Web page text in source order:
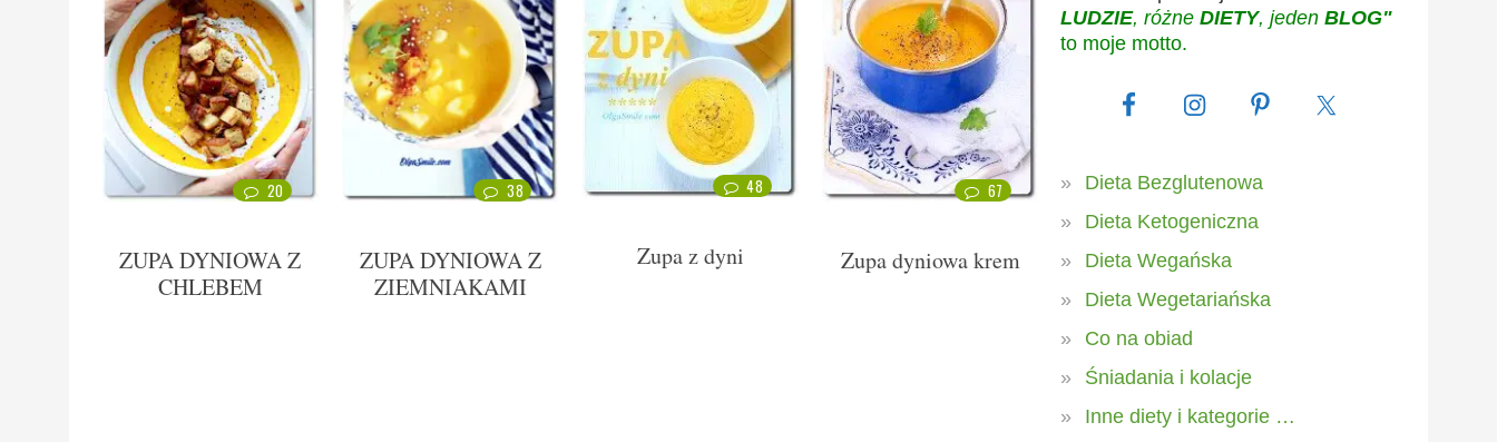
20
ZUPA DYNIOWA Z
CHLEBEM
38
ZUPA DYNIOWA Z
ZIEMNIAKAMI
48
Zupa z dyni
67
Zupa dyniowa krem
LUDZIE, różne DIETY, jeden BLOG"
to moje motto.
Dieta Bezglutenowa
Dieta Ketogeniczna
Dieta Wegańska
Dieta Wegetariańska
Co na obiad
Śniadania i kolacje
Inne diety i kategorie …